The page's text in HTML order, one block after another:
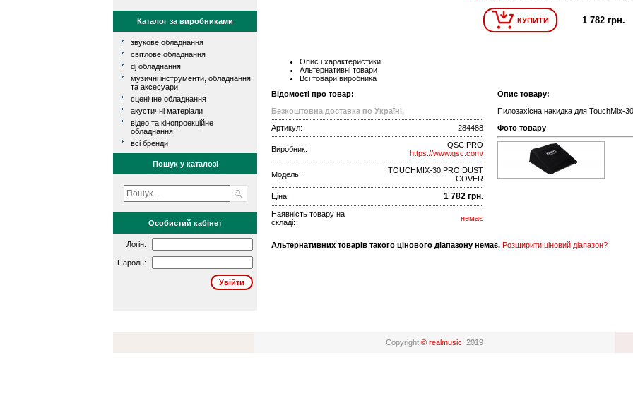
Каталог за виробниками
звукове обладнання
світлове обладнання
dj обладнання
музичні інструменти, обладнання
та аксесуари
сценічне обладнання
акустичні матеріали
відео та кінопроекційне
обладнання
всі бренди
Пошук у каталозі
Особистий кабінет
Логін:
Пароль:
КУПИТИ 1 782 грн.
Опис і характеристики
Альтернативні товари
Всі товари виробника
Відомості про товар:
Безкоштовна доставка по Україні.
Артикул:
284488
Виробник:
QSC PRO
https://www.qsc.com/
Модель:
TOUCHMIX-30 PRO DUST
COVER
Ціна: 1 782 грн.
Наявність товару на
складі:
немає
Опис товару:
Пилозахісна накидка для TouchMix-
Фото товару
Альтернативних товарів такого цінового діапазону немає. Розширити ціновий діапазон?
Copyright © realmusic , 2019